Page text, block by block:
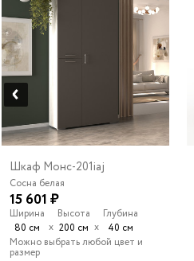
Шкаф Монс-201iaj
Сосна белая
15 601 ₽
Ширина
80 см
х
Высота
200 см х
Глубина
40 см
Можно выбрать любой цвет и
размер